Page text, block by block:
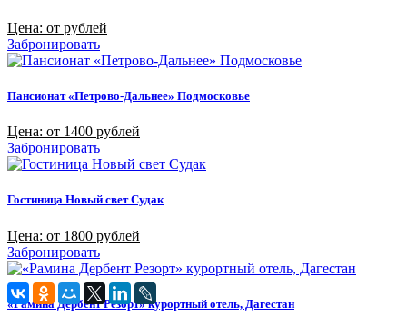
Цена: от рублей
Забронировать
Пансионат «Петрово-Дальнее» Подмосковье
Цена: от 1400 рублей
Забронировать
Гостиница Новый свет Судак
Цена: от 1800 рублей
Забронировать
«Рамина Дербент Резорт» курортный отель, Дагестан